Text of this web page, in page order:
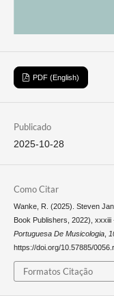
PDF (English)
Publicado
2025-10-28
Como Citar
Wanke, R. (2025). Steven
Book Publishers, 2022), xxxiii
Portuguesa De Musicologia,
https://doi.org/10.57885/
Formatos Citação